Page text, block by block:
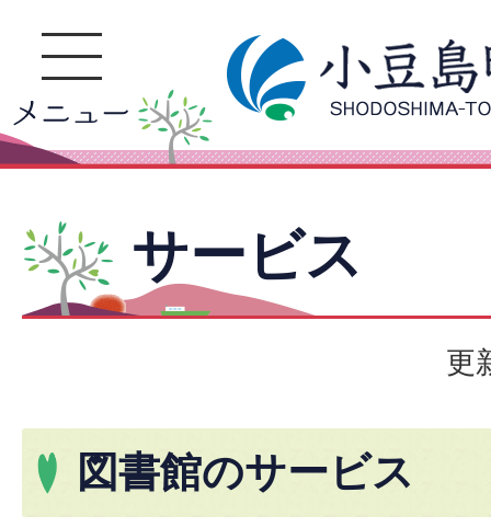
サービス
更
図書館のサービス